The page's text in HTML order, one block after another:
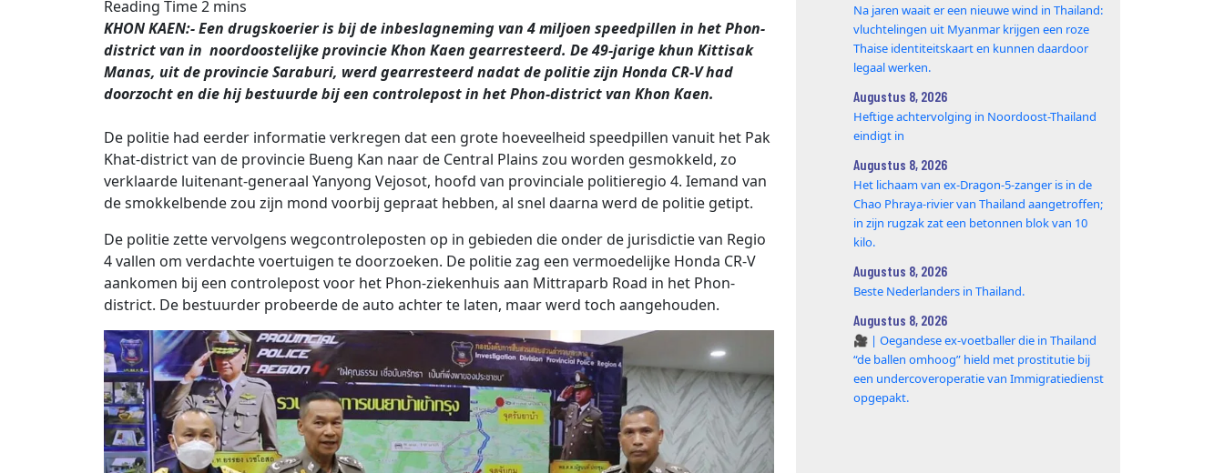
KHON KAEN:- Een drugskoerier is bij de inbeslagneming van 4 miljoen speedpillen in het Phon-
district van in noordoostelijke provincie Khon Kaen gearresteerd. De 49-jarige khun Kittisak
Manas, uit de provincie Saraburi, werd gearresteerd nadat de politie zijn Honda CR-V had
doorzocht en die hij bestuurde bij een controlepost in het Phon-district van Khon Kaen.
De politie had eerder informatie verkregen dat een grote hoeveelheid speedpillen vanuit het Pak
Khat-district van de provincie Bueng Kan naar de Central Plains zou worden gesmokkeld, zo
verklaarde luitenant-generaal Yanyong Vejosot, hoofd van provinciale politieregio 4. Iemand van
de smokkelbende zou zijn mond voorbij gepraat hebben, al snel daarna werd de politie getipt.
De politie zette vervolgens wegcontroleposten op in gebieden die onder de jurisdictie van Regio
4 vallen om verdachte voertuigen te doorzoeken. De politie zag een vermoedelijke Honda CR-V
aankomen bij een controlepost voor het Phon-ziekenhuis aan Mittraparb Road in het Phon-
district. De bestuurder probeerde de auto achter te laten, maar werd toch aangehouden.
Na jaren waait er een nieuwe wind in Thailand:
vluchtelingen uit Myanmar krijgen een roze
Thaise identiteitskaart en kunnen daardoor
legaal werken.
Augustus 8, 2026
Heftige achtervolging in Noordoost-Thailand
eindigt in
Augustus 8, 2026
Het lichaam van ex-Dragon‑5‑zanger is in de
Chao Phraya‑rivier van Thailand aangetroffen;
in zijn rugzak zat een betonnen blok van 10
kilo.
Augustus 8, 2026
Beste Nederlanders in Thailand.
Augustus 8, 2026
🎥 | Oegandese ex-voetballer die in Thailand
“de ballen omhoog” hield met prostitutie bij
een undercoveroperatie van Immigratiedienst
opgepakt.